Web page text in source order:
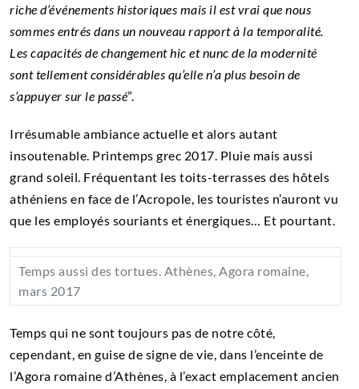
riche d’événements historiques mais il est vrai que nous
sommes entrés dans un nouveau rapport à la temporalité.
Les capacités de changement hic et nunc de la modernité
sont tellement considérables qu’elle n’a plus besoin de
s’appuyer sur le passé”.
Irrésumable ambiance actuelle et alors autant
insoutenable. Printemps grec 2017. Pluie mais aussi
grand soleil. Fréquentant les toits-terrasses des hôtels
athéniens en face de l’Acropole, les touristes n’auront vu
que les employés souriants et énergiques… Et pourtant.
Temps aussi des tortues. Athènes, Agora romaine,
mars 2017
Temps qui ne sont toujours pas de notre côté,
cependant, en guise de signe de vie, dans l’enceinte de
l’Agora romaine d’Athènes, à l’exact emplacement ancien